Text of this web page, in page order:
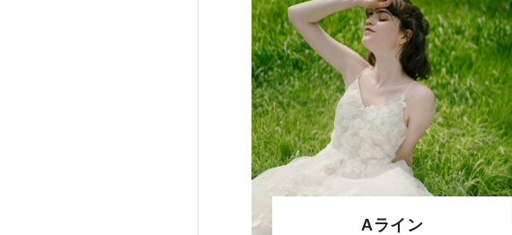
Aライン